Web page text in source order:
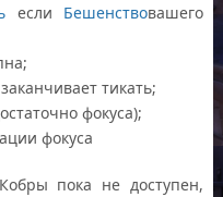
если Бешенствовашего
тикать;
фокуса);
фокуса
пока не доступен,